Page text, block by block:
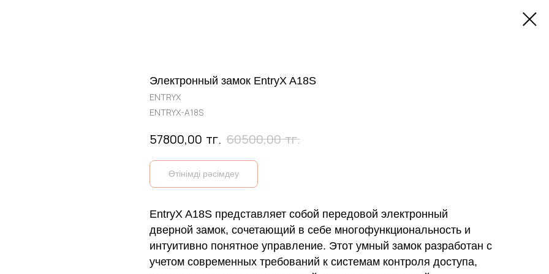
Электронный замок EntryX A18S
ENTRYX
ENTRYX-A18S
57800,00 тг. 60500,00 тг.
Өтінімді рәсімдеу
EntryX A18S представляет собой передовой электронный
дверной замок, сочетающий в себе многофункциональность и
интуитивно понятное управление. Этот умный замок разработан с
учетом современных требований к системам контроля доступа,